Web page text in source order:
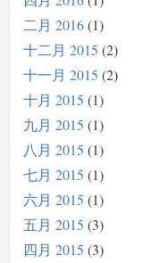
二月 2016 1
十二月 2015 2
十一月 2015 2
十月 2015 1
九月 2015 1
八月 2015 1
七月 2015 1
六月 2015 1
五月 2015 3
四月 2015 3